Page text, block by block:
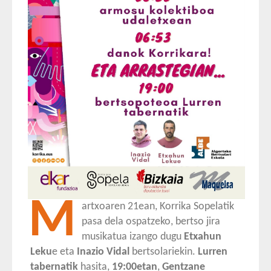
M
artxoaren 21ean, Korrika Sopelatik
pasa dela ospatzeko, bertso jira
musikatua izango dugu Etxahun
Lekue eta Inazio Vidal bertsolariekin. Lurren
tabernatik hasita, 19:00etan, Gentzane